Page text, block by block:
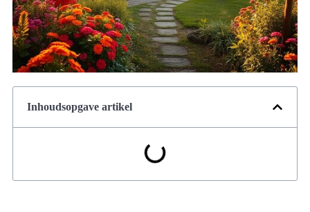
Inhoudsopgave artikel